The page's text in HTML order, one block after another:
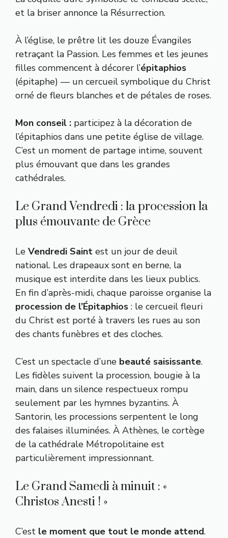
et la briser annonce la Résurrection.
À l’église, le prêtre lit les douze Évangiles
retraçant la Passion. Les femmes et les jeunes
filles commencent à décorer l’épitaphios
(épitaphe) — un cercueil symbolique du Christ
orné de fleurs blanches et de pétales de roses.
Mon conseil : participez à la décoration de
l’épitaphios dans une petite église de village.
C’est un moment de partage intime, souvent
plus émouvant que dans les grandes
cathédrales.
Le Grand Vendredi : la procession la
plus émouvante de Grèce
Le Vendredi Saint est un jour de deuil
national. Les drapeaux sont en berne, la
musique est interdite dans les lieux publics.
En fin d’après-midi, chaque paroisse organise la
procession de l’Épitaphios : le cercueil fleuri
du Christ est porté à travers les rues au son
des chants funèbres et des cloches.
C’est un spectacle d’une beauté saisissante.
Les fidèles suivent la procession, bougie à la
main, dans un silence respectueux rompu
seulement par les hymnes byzantins. À
Santorin, les processions serpentent le long
des falaises illuminées. À Athènes, le cortège
de la cathédrale Métropolitaine est
particulièrement impressionnant.
Le Grand Samedi à minuit : «
Christos Anesti ! »
C’est le moment que tout le monde attend.